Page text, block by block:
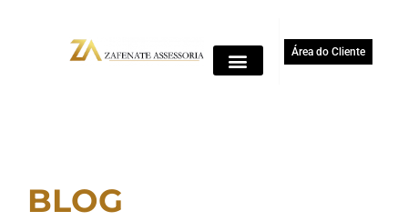
Área do Cliente
BLOG